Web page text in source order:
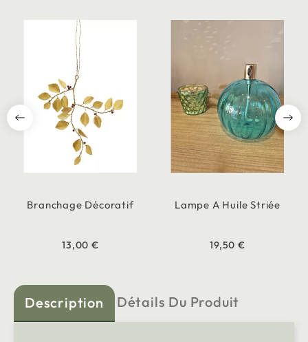
Branchage Décoratif
13,00 €
Lampe A Huile Striée
19,50 €
Description Détails Du Produit